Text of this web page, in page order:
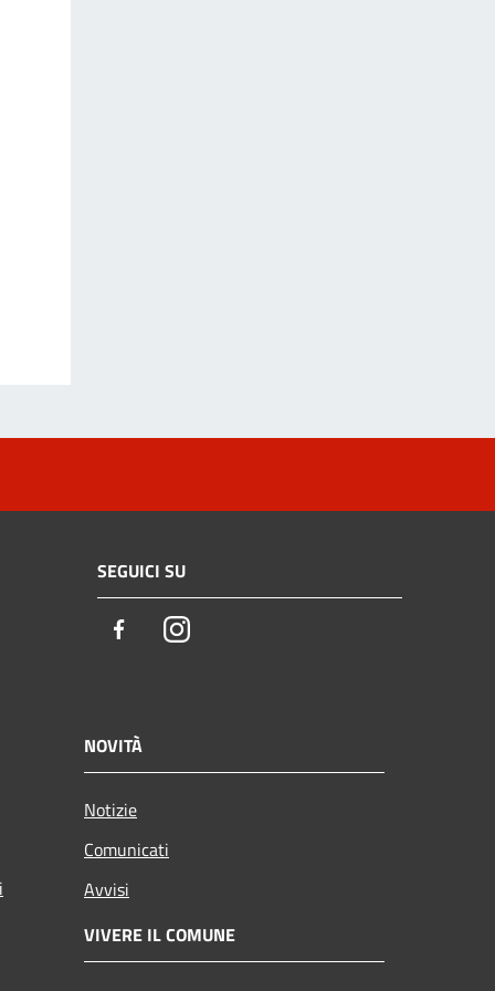
SEGUICI SU
FacebookInstagram
NOVITÀ
Notizie
Comunicati
Avvisi
VIVERE IL COMUNE